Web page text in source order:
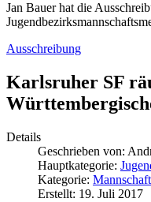
Jan Bauer hat die
Ausschreibung
Karlsruher SF
Details
Geschrieben von:
Hauptkategorie:
Kategorie: Mannschaft
Erstellt: 19. Juli 2017